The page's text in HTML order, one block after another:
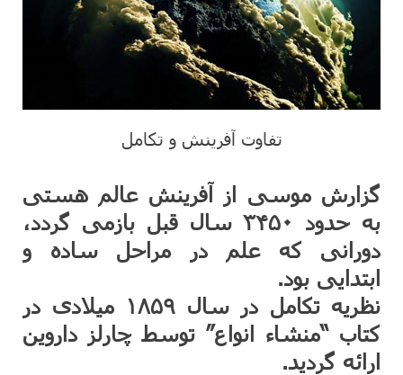
تفاوت آفرینش و تکامل
گزارش موسی از آفرینش عالم هستی
به حدود ۳۴۵۰ سال قبل بازمی گردد،
دورانی که علم در مراحل ساده و
ابتدایی بود.
نظریه تکامل در سال ۱۸۵۹ میلادی در
کتاب “منشاء انواع” توسط چارلز داروین
ارائه گردید.